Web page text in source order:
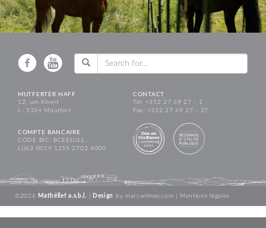
MUTFERTER HAFF
12, um Kinert
L - 5334 Moutfort
CONTACT
Tél: +352 27 69 27 - 1
Fax: +352 27 69 27 - 27
COMPTE BANCAIRE
CODE BIC: BCEELULL
LU63 0019 1255 2702 4000
©2026 Mathëllef a.s.b.l. Design by marcwilmes.com Mentions légales